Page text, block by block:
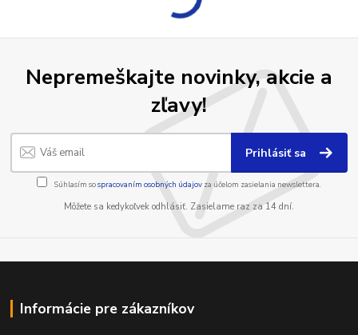
Nepremeškajte novinky, akcie a
zľavy!
Prihlásiť sa
Súhlasím sospracovaním osobných údajov za účelom zasielania newslettera.
Môžete sa kedykoľvek odhlásiť. Zasielame raz za 14 dní.
Informácie pre zákazníkov